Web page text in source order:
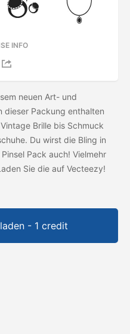
INFO
neuen Art- und
dieser Packung enthalten
Brille bis Schmuck
Du wirst die Bling in
Pack auch! Vielmehr
Sie die auf Vecteezy!
- 1 credit